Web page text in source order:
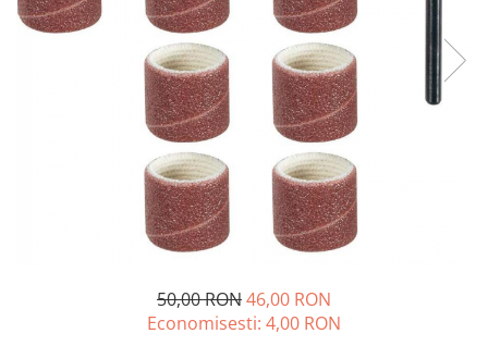
Drujbe termice
Echipamente medicale
Generatoare si unelte pentru
Accesorii motocoase
50,00 RON46,00 RON
Economisesti: 4,00 RON